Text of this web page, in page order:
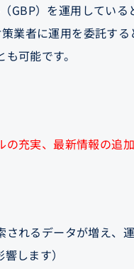
GBP）を運用している
業者に運用を委託す
可能です。
の充実、最新情報の追
されるデータが増え、
します）